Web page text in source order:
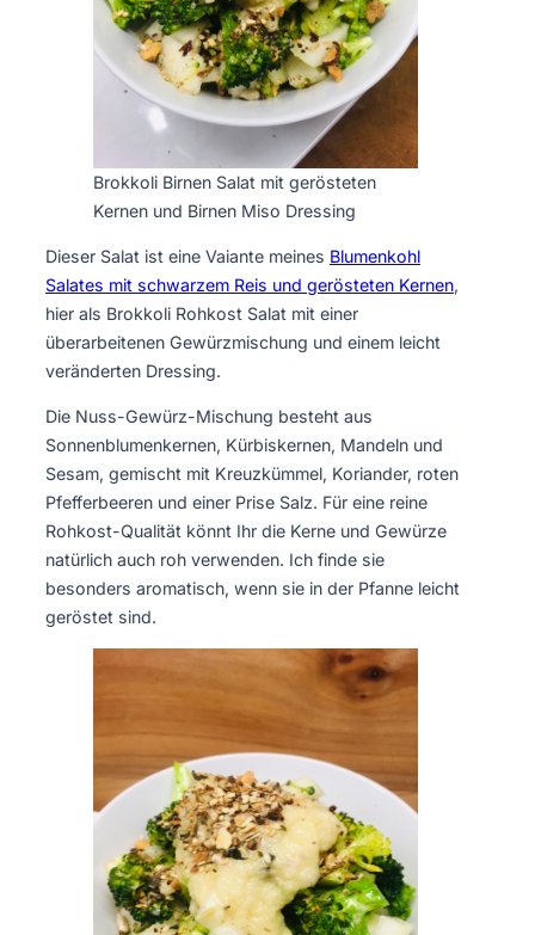
Brokkoli Birnen Salat mit gerösteten
Kernen und Birnen Miso Dressing
Dieser Salat ist eine Vaiante meines Blumenkohl
Salates mit schwarzem Reis und gerösteten Kernen,
hier als Brokkoli Rohkost Salat mit einer
überarbeitenen Gewürzmischung und einem leicht
veränderten Dressing.
Die Nuss-Gewürz-Mischung besteht aus
Sonnenblumenkernen, Kürbiskernen, Mandeln und
Sesam, gemischt mit Kreuzkümmel, Koriander, roten
Pfefferbeeren und einer Prise Salz. Für eine reine
Rohkost-Qualität könnt Ihr die Kerne und Gewürze
natürlich auch roh verwenden. Ich finde sie
besonders aromatisch, wenn sie in der Pfanne leicht
geröstet sind.